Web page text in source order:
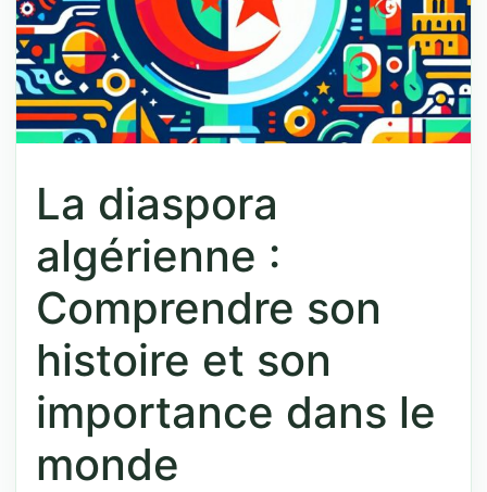
La diaspora
algérienne :
Comprendre son
histoire et son
importance dans le
monde